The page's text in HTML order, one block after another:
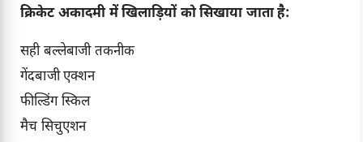
क्रिकेट अकादमी में खिलाड़ियों को सिखाया जाता है:
सही बल्लेबाजी तकनीक
गेंदबाजी एक्शन
फील्डिंग स्किल
मैच सिचुएशन